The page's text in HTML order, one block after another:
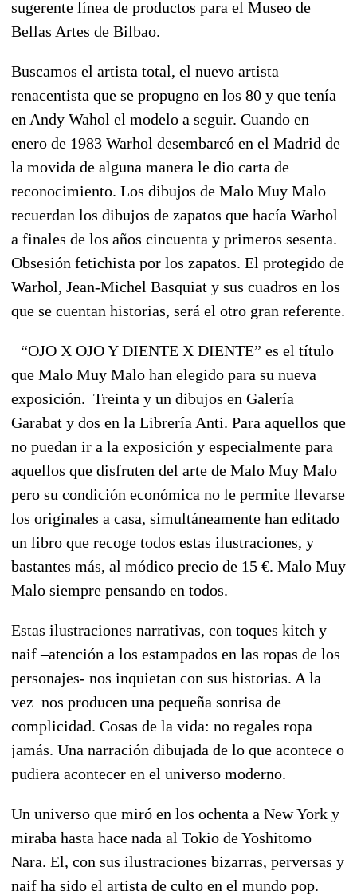
sugerente línea de productos para el Museo de
Bellas Artes de Bilbao.
Buscamos el artista total, el nuevo artista
renacentista que se propugno en los 80 y que tenía
en Andy Wahol el modelo a seguir. Cuando en
enero de 1983 Warhol desembarcó en el Madrid de
la movida de alguna manera le dio carta de
reconocimiento. Los dibujos de Malo Muy Malo
recuerdan los dibujos de zapatos que hacía Warhol
a finales de los años cincuenta y primeros sesenta.
Obsesión fetichista por los zapatos. El protegido de
Warhol, Jean-Michel Basquiat y sus cuadros en los
que se cuentan historias, será el otro gran referente.
“OJO X OJO Y DIENTE X DIENTE” es el título
que Malo Muy Malo han elegido para su nueva
exposición. Treinta y un dibujos en Galería
Garabat y dos en la Librería Anti. Para aquellos que
no puedan ir a la exposición y especialmente para
aquellos que disfruten del arte de Malo Muy Malo
pero su condición económica no le permite llevarse
los originales a casa, simultáneamente han editado
un libro que recoge todos estas ilustraciones, y
bastantes más, al módico precio de 15 €. Malo Muy
Malo siempre pensando en todos.
Estas ilustraciones narrativas, con toques kitch y
naif –atención a los estampados en las ropas de los
personajes- nos inquietan con sus historias. A la
vez nos producen una pequeña sonrisa de
complicidad. Cosas de la vida: no regales ropa
jamás. Una narración dibujada de lo que acontece o
pudiera acontecer en el universo moderno.
Un universo que miró en los ochenta a New York y
miraba hasta hace nada al Tokio de Yoshitomo
Nara. El, con sus ilustraciones bizarras, perversas y
naif ha sido el artista de culto en el mundo pop.